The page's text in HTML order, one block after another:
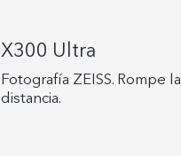
X300 Ultra
Fotografía ZEISS. Rompe la
distancia.